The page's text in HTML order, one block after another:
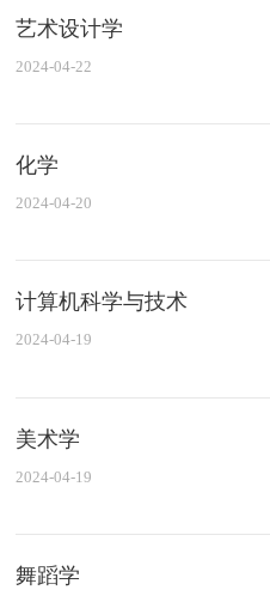
艺术设计学
2024-04-22
化学
2024-04-20
计算机科学与技术
2024-04-19
美术学
2024-04-19
舞蹈学